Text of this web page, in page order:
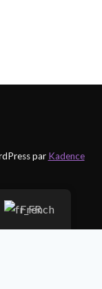
par Kadence
French